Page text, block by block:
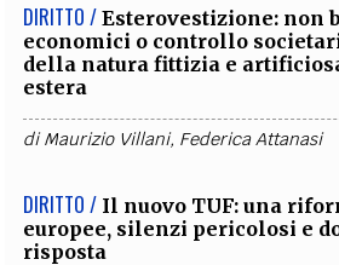
DIRITTO / Esterovestizione: non
economici o controllo
della natura fittizia e
estera
diMaurizio Villani, Federica Attanasi
DIRITTO / Il nuovo TUF: una
europee, silenzi pericolosi e
risposta